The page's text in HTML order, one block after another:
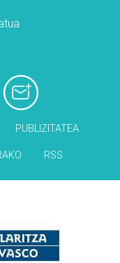
PUBLIZITATEA
RSS